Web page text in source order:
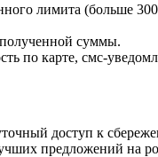
лимита (больше
полученной суммы.
по карте, смс-
доступ к
предложений на